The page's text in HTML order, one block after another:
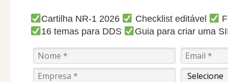
Cartilha NR-1 2026 Checklist editável
16 temas para DDS
Guia para criar uma